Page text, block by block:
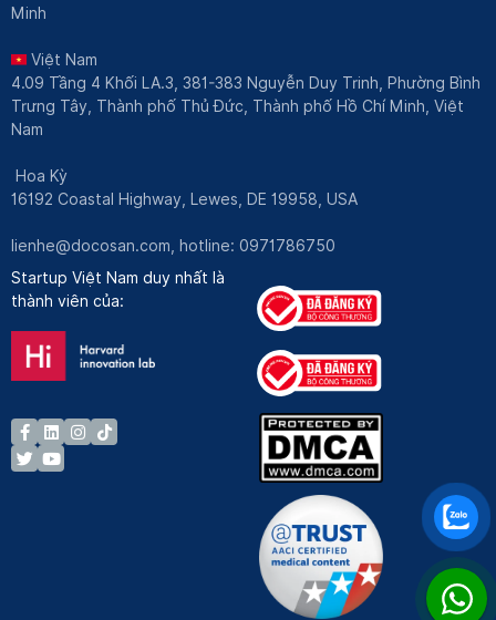
Minh
Việt Nam
4.09 Tầng 4 Khối LA.3, 381-383 Nguyễn Duy Trinh, Phường Bình
Trưng Tây, Thành phố Thủ Đức, Thành phố Hồ Chí Minh, Việt
Nam
Hoa Kỳ
16192 Coastal Highway, Lewes, DE 19958, USA
lienhe@docosan.com , hotline: 0971786750
Startup Việt Nam duy nhất là
thành viên của: